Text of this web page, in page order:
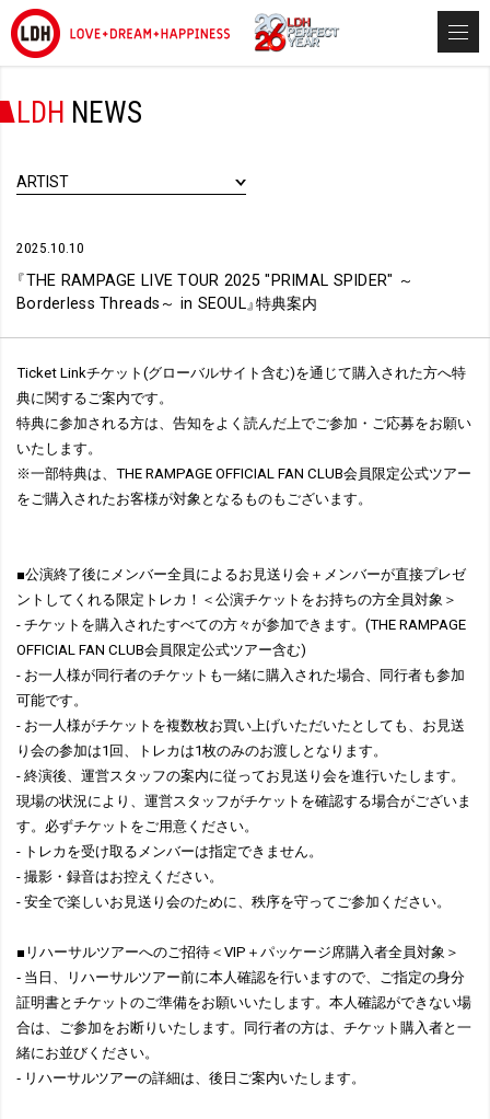
LDH NEWS
ARTIST
2025.10.10
『THE RAMPAGE LIVE TOUR 2025 "PRIMAL SPIDER" ～
Borderless Threads～ in SEOUL』特典案内
Ticket Linkチケット(グローバルサイト含む)を通じて購入された方へ特
典に関するご案内です。
特典に参加される方は、告知をよく読んだ上でご参加・ご応募をお願い
いたします。
※一部特典は、THE RAMPAGE OFFICIAL FAN CLUB会員限定公式ツアー
をご購入されたお客様が対象となるものもございます。
■公演終了後にメンバー全員によるお見送り会＋メンバーが直接プレゼ
ントしてくれる限定トレカ！＜公演チケットをお持ちの方全員対象＞
- チケットを購入されたすべての方々が参加できます。(THE RAMPAGE
OFFICIAL FAN CLUB会員限定公式ツアー含む)
- お一人様が同行者のチケットも一緒に購入された場合、同行者も参加
可能です。
- お一人様がチケットを複数枚お買い上げいただいたとしても、お見送
り会の参加は1回、トレカは1枚のみのお渡しとなります。
- 終演後、運営スタッフの案内に従ってお見送り会を進行いたします。
現場の状況により、運営スタッフがチケットを確認する場合がございま
す。必ずチケットをご用意ください。
- トレカを受け取るメンバーは指定できません。
- 撮影・録音はお控えください。
- 安全で楽しいお見送り会のために、秩序を守ってご参加ください。
■リハーサルツアーへのご招待＜VIP＋パッケージ席購入者全員対象＞
‐ 当日、リハーサルツアー前に本人確認を行いますので、ご指定の身分
証明書とチケットのご準備をお願いいたします。本人確認ができない場
合は、ご参加をお断りいたします。同行者の方は、チケット購入者と一
緒にお並びください。
‐ リハーサルツアーの詳細は、後日ご案内いたします。